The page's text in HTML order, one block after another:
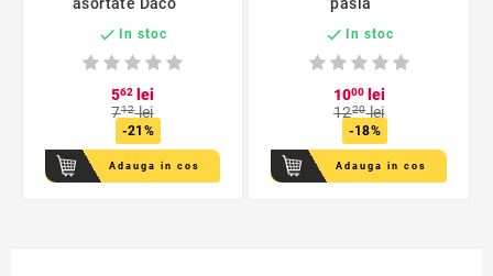
asortate Daco
 In stoc
562lei
712lei
-21%
Adauga in cos
pasla
 In stoc
1000lei
1220lei
-18%
Adauga in cos